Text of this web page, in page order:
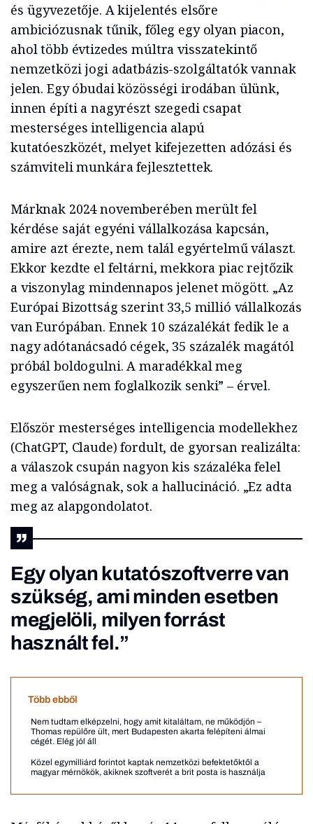
és ügyvezetője. A kijelentés elsőre
ambiciózusnak tűnik, főleg egy olyan piacon,
ahol több évtizedes múltra visszatekintő
nemzetközi jogi adatbázis-szolgáltatók vannak
jelen. Egy óbudai közösségi irodában ülünk,
innen építi a nagyrészt szegedi csapat
mesterséges intelligencia alapú
kutatóeszközét, melyet kifejezetten adózási és
számviteli munkára fejlesztettek.
Márknak 2024 novemberében merült fel
kérdése saját egyéni vállalkozása kapcsán,
amire azt érezte, nem talál egyértelmű választ.
Ekkor kezdte el feltárni, mekkora piac rejtőzik
a viszonylag mindennapos jelenet mögött. „Az
Európai Bizottság szerint 33,5 millió vállalkozás
van Európában. Ennek 10 százalékát fedik le a
nagy adótanácsadó cégek, 35 százalék magától
próbál boldogulni. A maradékkal meg
egyszerűen nem foglalkozik senki” – érvel.
Először mesterséges intelligencia modellekhez
(ChatGPT, Claude) fordult, de gyorsan realizálta:
a válaszok csupán nagyon kis százaléka felel
meg a valóságnak, sok a hallucináció. „Ez adta
meg az alapgondolatot.
Egy olyan kutatószoftverre van
szükség, ami minden esetben
megjelöli, milyen forrást
használt fel.”
Több ebből
Nem tudtam elképzelni, hogy amit kitaláltam, ne működjön –
Thomas repülőre ült, mert Budapesten akarta felépíteni álmai
cégét. Elég jól áll
Közel egymilliárd forintot kaptak nemzetközi befektetőktől a
magyar mérnökök, akiknek szoftverét a brit posta is használja